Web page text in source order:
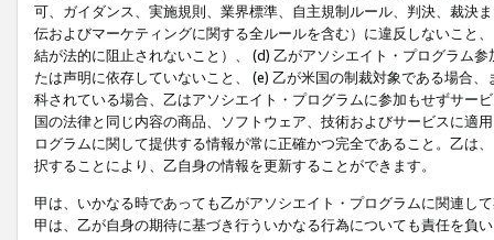
可、ガイダンス、実施規則、業界標準、自主規制ルール、判決、裁決
伝およびマーケティングに関する全ルールを含む）に違反しないこと
結が法的に阻止されないこと）、 (d) 乙がアソシエイト・プログラム
たは声明に依存していないこと、 (e) 乙が米国の制裁対象である場合
科されている場合、乙はアソシエイト・プログラムに参加もせずサー
国の法律と同じ内容の商品、ソフトウェア、技術およびサービスに適
ログラムに関して提供する情報が常に正確かつ完全であること。乙は
択することにより、乙自身の情報を更新することができます。
甲は、いかなる時であっても乙がアソシエイト・プログラムに関連し
甲は、乙が自身の期待に基づき行ういかなる行為についても責任を負